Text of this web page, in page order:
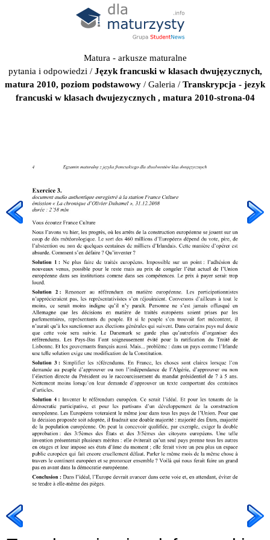
Matura - arkusze maturalne
pytania i odpowiedzi / Język francuski w klasach dwujęzycznych,
matura 2010, poziom podstawowy / Galeria / Transkrypcja - jezyk
francuski w klasach dwujezycznych , matura 2010-strona-04